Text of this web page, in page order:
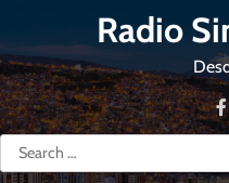
content
Radio
Search
for: